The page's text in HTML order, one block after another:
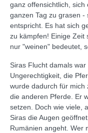
ganz offensichtlich,
ganzen Tag zu grasen
entspricht. Es hat sich
zu kämpfen! Einige Zeit
nur "weinen" bedeutet,
Siras Flucht damals
Ungerechtigkeit, die
wurde dadurch für mich
die anderen Pferde. Er
setzen. Doch wie viele,
Siras die Augen
Rumänien angeht. Wer